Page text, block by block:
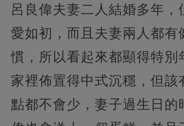
呂良偉夫妻二人結婚多年，
愛如初，而且夫妻兩人都有
慣，所以看起來都顯得特別
家裡佈置得中式沉穩，但該
點都不會少，妻子過生日的